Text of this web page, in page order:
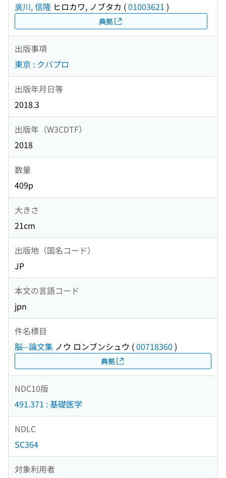
廣川, 信隆 ヒロカワ, ノブタカ (01003621 )
典拠
出版事項
東京 : クバプロ
出版年月日等
2018.3
出版年（W3CDTF）
2018
数量
409p
大きさ
21cm
出版地（国名コード）
JP
本文の言語コード
jpn
件名標目
脳--論文集 ノウ ロンブンシュウ (00718360 )
典拠
NDC10版
491.371 : 基礎医学
NDLC
SC364
対象利用者